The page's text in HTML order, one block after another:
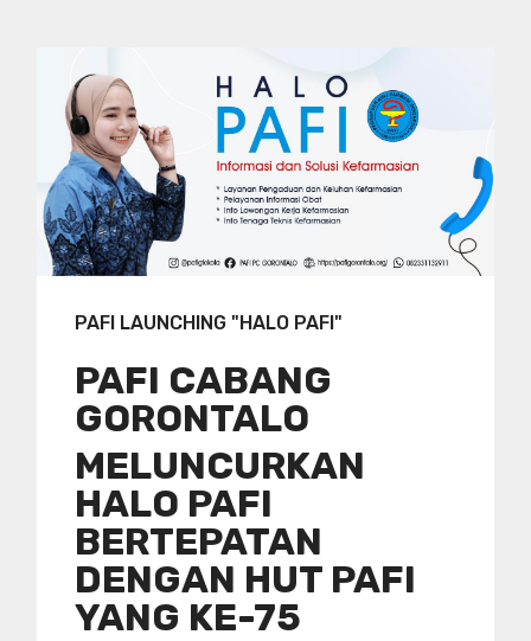
PAFI LAUNCHING "HALO PAFI"
PAFI CABANG
GORONTALO
MELUNCURKAN
HALO PAFI
BERTEPATAN
DENGAN HUT PAFI
YANG KE-75